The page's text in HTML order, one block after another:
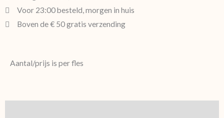
Voor 23:00 besteld, morgen in huis
Boven de € 50 gratis verzending
Aantal/prijs is per fles